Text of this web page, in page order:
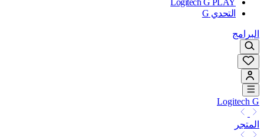
Logitech G PLAY
التحدي G
البرامج
Logitech G
المتجر